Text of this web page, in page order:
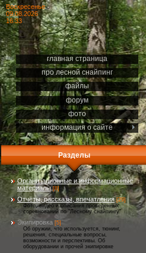
Воскресенье
09.08.2026
16:33
главная страница
про лесной снайпинг
файлы
форум
фото
информация о сайте
Разделы
Организационные и информационные
материалы [8]
Отчёты, рассказы, впечатления [29]
Фото, видео и описания проведённых
соревнований по "Лесному снайпингу"
Экипировка [5]
Об оружии, что используется, тюнинг,
решения, специальные вопросы,
возможности и перспективы. Об
оборудовании и прочей экипировке